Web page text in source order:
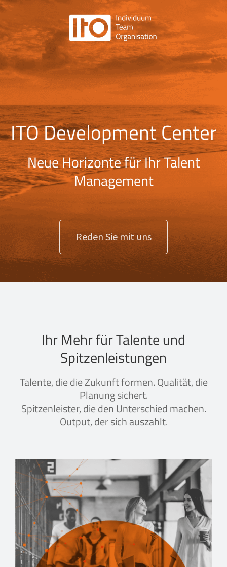
ITO Development Center
Neue Horizonte für Ihr Talent
Management
Reden Sie mit uns
Ihr Mehr für Talente und
Spitzenleistungen
Talente, die die Zukunft formen. Qualität, die
Planung sichert.
Spitzenleister, die den Unterschied machen.
Output, der sich auszahlt.